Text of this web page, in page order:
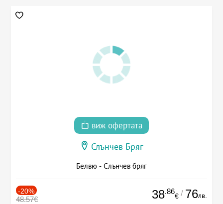
виж офертата
Слънчев Бряг
Белвю - Слънчев бряг
-20%
48.57€ 38.86
€ / 76лв.